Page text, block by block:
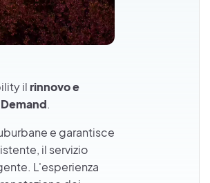
il rinnovo e
.
e garantisce
il servizio
L'esperienza